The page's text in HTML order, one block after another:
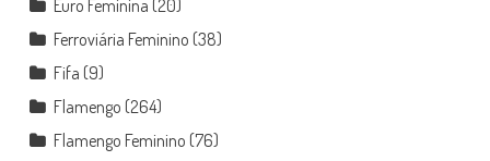
Euro Feminina (20)
Ferroviária Feminino (38)
Fifa (9)
Flamengo (264)
Flamengo Feminino (76)